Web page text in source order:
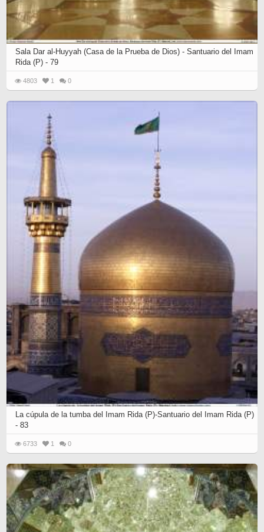
Sala Dar al-Huyyah (Casa de la Prueba de Dios) - Santuario del Imam
Rida (P) - 79
4803 1 0
La cúpula de la tumba del Imam Rida (P)-Santuario del Imam Rida (P)
- 83
6733 1 0